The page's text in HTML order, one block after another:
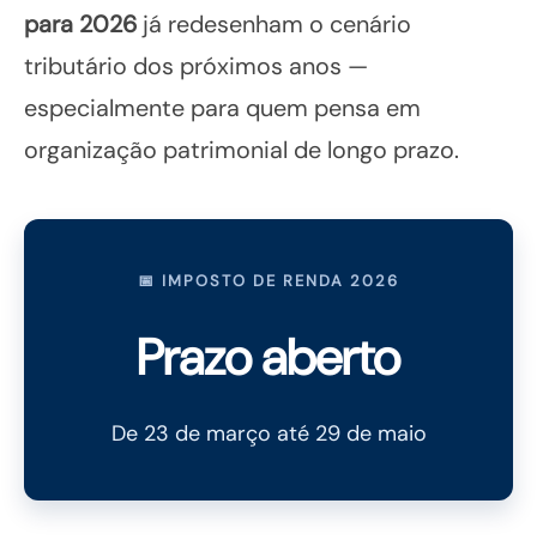
para 2026 já redesenham o cenário
tributário dos próximos anos —
especialmente para quem pensa em
organização patrimonial de longo prazo.
📅 IMPOSTO DE RENDA 2026
Prazo aberto
De 23 de março até 29 de maio